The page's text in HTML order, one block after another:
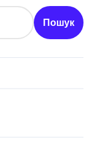
Пошук